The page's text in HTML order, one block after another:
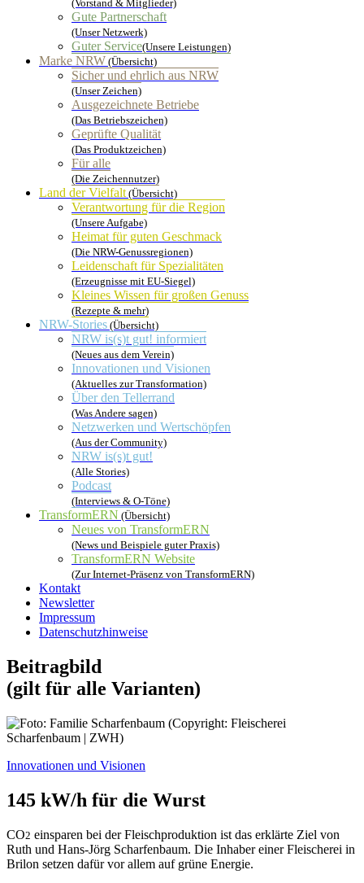
(Vorstand & Mitglieder)
Gute Partnerschaft
(Unser Netzwerk)
Guter Service(Unsere Leistungen)
Marke NRW (Übersicht)
Sicher und ehrlich aus NRW
(Unser Zeichen)
Ausgezeichnete Betriebe
(Das Betriebszeichen)
Geprüfte Qualität
(Das Produktzeichen)
Für alle
(Die Zeichennutzer)
Land der Vielfalt(Übersicht)
Verantwortung für die Region
(Unsere Aufgabe)
Heimat für guten Geschmack
(Die NRW-Genussregionen)
Leidenschaft für Spezialitäten
(Erzeugnisse mit EU-Siegel)
Kleines Wissen für großen Genuss
(Rezepte & mehr)
NRW-Stories (Übersicht)
NRW is(s)t gut! informiert
(Neues aus dem Verein)
Innovationen und Visionen
(Aktuelles zur Transformation)
Über den Tellerrand
(Was Andere sagen)
Netzwerken und Wertschöpfen
(Aus der Community)
NRW is(s)t gut!
(Alle Stories)
Podcast
(Interviews & O-Töne)
TransformERN (Übersicht)
Neues von TransformERN
(News und Beispiele guter Praxis)
TransformERN Website
(Zur Internet-Präsenz von TransformERN)
Kontakt
Newsletter
Impressum
Datenschutzhinweise
Beitragbild
(gilt für alle Varianten)
Innovationen und Visionen
145 kW/h für die Wurst
CO2 einsparen bei der Fleischproduktion ist das erklärte Ziel von
Ruth und Hans-Jörg Scharfenbaum. Die Inhaber einer Fleischerei in
Brilon setzen dafür vor allem auf grüne Energie.